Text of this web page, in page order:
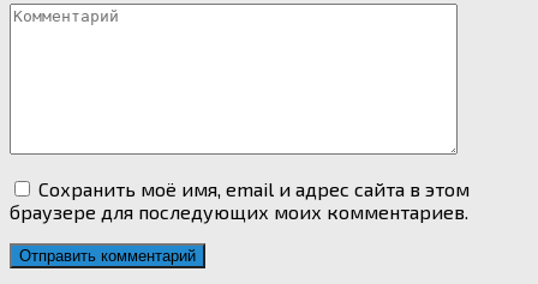
Комментарий
Сохранить моё имя, email и адрес сайта в этом
браузере для последующих моих комментариев.